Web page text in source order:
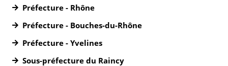
Préfecture - Rhône
Préfecture - Bouches-du-Rhône
Préfecture - Yvelines
Sous-préfecture du Raincy